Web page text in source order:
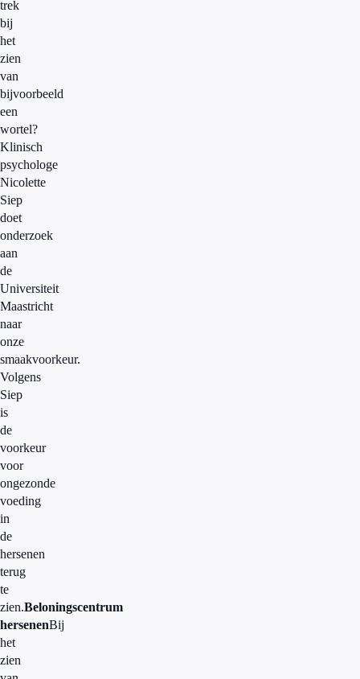
trek
bij
het
zien
van
bijvoorbeeld
een
wortel?
Klinisch
psychologe
Nicolette
Siep
doet
onderzoek
aan
de
Universiteit
Maastricht
naar
onze
smaakvoorkeur.
Volgens
Siep
is
de
voorkeur
voor
ongezonde
voeding
in
de
hersenen
terug
te
zien.Beloningscentrum
hersenenBij
het
zien